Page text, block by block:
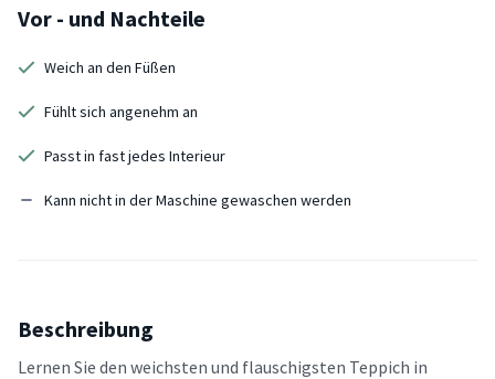
Vor - und Nachteile
Weich an den Füßen
Fühlt sich angenehm an
Passt in fast jedes Interieur
Kann nicht in der Maschine gewaschen werden
Beschreibung
Lernen Sie den weichsten und flauschigsten Teppich in